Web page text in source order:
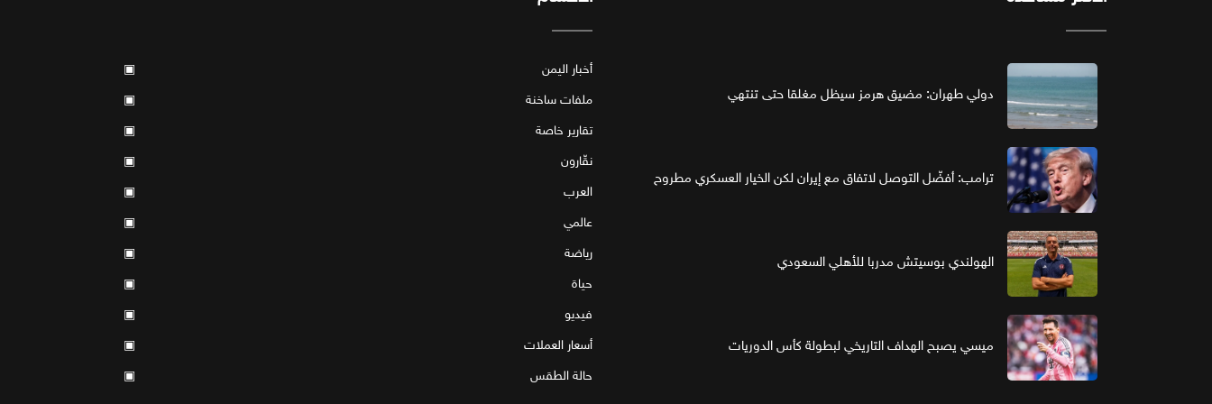
دولي طهران: مضيق هرمز سيظل مغلقا حتى تنتهي
ترامب: أفضّل التوصل لاتفاق مع إيران لكن الخيار العسكري مطروح
الهولندي بوسيتش مدربا للأهلي السعودي
ميسي يصبح الهداف التاريخي لبطولة كأس الدوريات
أخبار اليمن
▣
ملفات ساخنة
▣
تقارير خاصة
▣
نقّارون
▣
العرب
▣
عالمي
▣
رياضة
▣
حياة
▣
فيديو
▣
أسعار العملات
▣
حالة الطقس
▣